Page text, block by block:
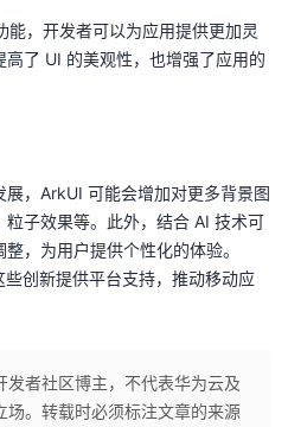
，开发者可以为应用提供更加灵
了 UI 的美观性，也增强了应用的
，ArkUI 可能会增加对更多背景图
子效果等。此外，结合 AI 技术可
，为用户提供个性化的体验。
创新提供平台支持，推动移动应
发者社区博主，不代表华为云及
场。转载时必须标注文章的来源